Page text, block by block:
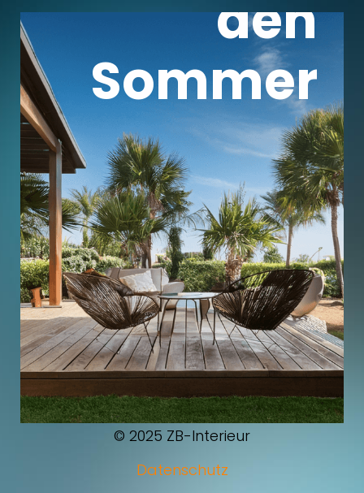
den
Sommer
© 2025 ZB-Interieur
Datenschutz